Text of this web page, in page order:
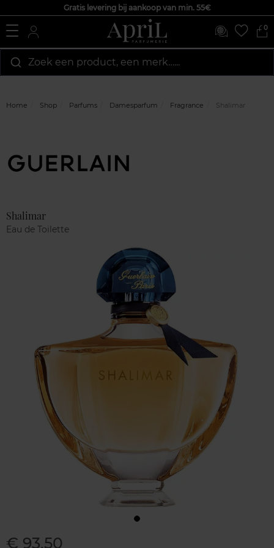
Gratis levering bij aankoop van min. 55€
0
Zoek een product, een merk…...
Home Shop Parfums Damesparfum Fragrance Shalimar
Shalimar
Eau de Toilette
€ 93,50